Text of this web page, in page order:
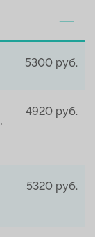
5300 руб.
4920 руб.
5320 руб.